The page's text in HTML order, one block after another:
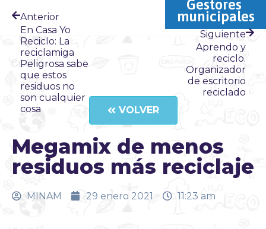
Gestores
municipales
Anterior
En Casa Yo
Reciclo: La
reciclamiga
Peligrosa sabe
que estos
residuos no
son cualquier
cosa
Siguiente
Aprendo y
reciclo.
Organizador
de escritorio
reciclado
VOLVER
Megamix de menos
residuos más reciclaje
MINAM 29 enero 2021 11:23 am